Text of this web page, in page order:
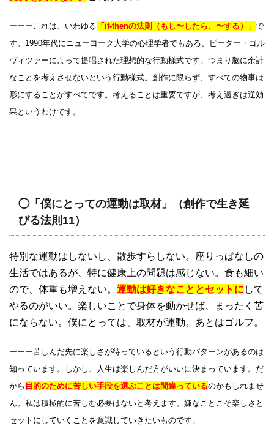
ーーーこれは、いわゆる 「if-thenの法則（もし〜したら、〜する）」 で
す。1990年代にニューヨーク大学の心理学者でもある、ピーター・ゴル
ヴィツァーによって提唱された理想的な行動様式です。つまり脳に余計
なことを考えさせないという行動様式。創作に限らず、すべての物事は
形にすることがすべてです。考えることは重要ですが、考え過ぎは逆効
果というわけです。
◯「僕にとっての運動は取材」（創作で生き延
びる法則11）
特別な運動はしないし、散歩すらしない。座りっぱなしの
生活ではあるが、特に健康上の問題は感じない。食も細い
ので、体重も増えない。 運動は好きなこととセットに して
やるのがいい。楽しいことで身体を動かせば、まったく苦
にならない。僕にとっては、取材が運動。あとはゴルフ。
ーーー苦しんだ先に楽しさが待っているという行動パターンがあるのは
知っています。しかし、人生は楽しんだ方がいいに決まっています。だ
から 目的のために苦しい手段を選ぶことは間違っているのかもしれませ
ん。私は積極的に苦しむ必要はないと考えます。嫌なことこそ楽しさと
セットにしていくことを意識していきたいものです。